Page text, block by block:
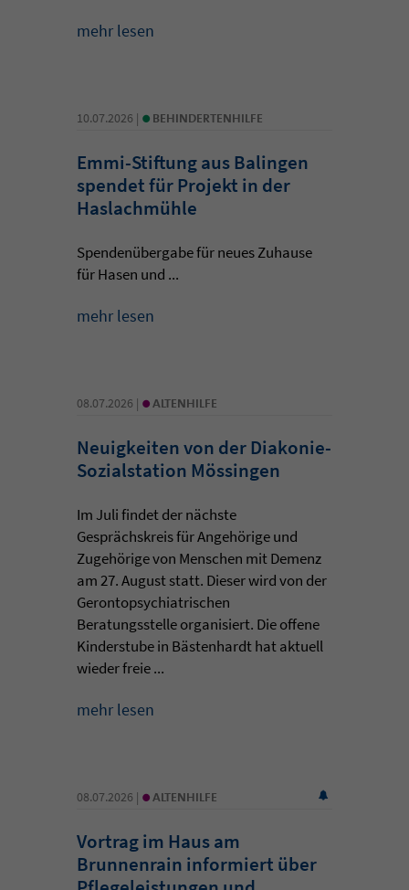
mehr lesen
10.07.2026 | • BEHINDERTENHILFE
Emmi-Stiftung aus Balingen
spendet für Projekt in der
Haslachmühle
Spendenübergabe für neues Zuhause
für Hasen und ...
mehr lesen
08.07.2026 | • ALTENHILFE
Neuigkeiten von der Diakonie-
Sozialstation Mössingen
Im Juli findet der nächste
Gesprächskreis für Angehörige und
Zugehörige von Menschen mit Demenz
am 27. August statt. Dieser wird von der
Gerontopsychiatrischen
Beratungsstelle organisiert. Die offene
Kinderstube in Bästenhardt hat aktuell
wieder freie ...
mehr lesen
08.07.2026 | • ALTENHILFE
Vortrag im Haus am
Brunnenrain informiert über